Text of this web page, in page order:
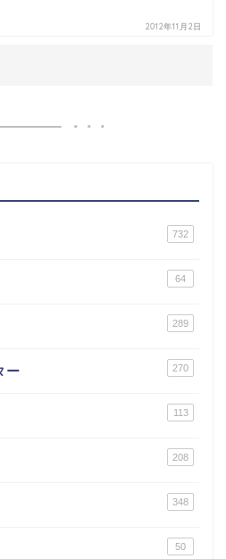
2012年11月2日
732
64
289
ー 270
113
208
348
50